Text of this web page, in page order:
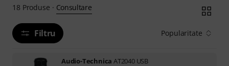
18 Produse · Consultare
Filtru Popularitate
Audio-Technica AT2040 USB